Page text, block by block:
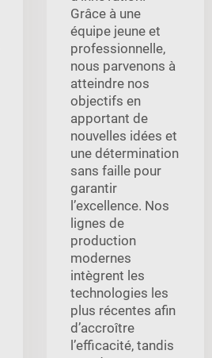
Grâce à une
équipe jeune et
professionnelle,
nous parvenons à
atteindre nos
objectifs en
apportant de
nouvelles idées et
une détermination
sans faille pour
garantir
l’excellence. Nos
lignes de
production
modernes
intègrent les
technologies les
plus récentes afin
d’accroître
l’efficacité, tandis